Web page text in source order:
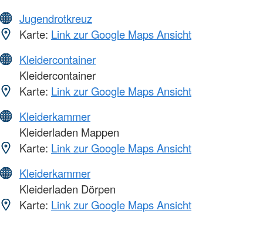
Jugendrotkreuz
Karte: Link zur Google Maps Ansicht
Kleidercontainer
Kleidercontainer
Karte: Link zur Google Maps Ansicht
Kleiderkammer
Kleiderladen Mappen
Karte: Link zur Google Maps Ansicht
Kleiderkammer
Kleiderladen Dörpen
Karte: Link zur Google Maps Ansicht